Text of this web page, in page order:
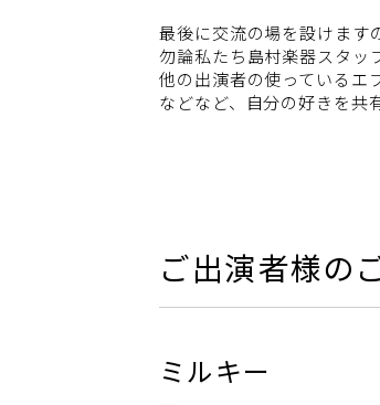
最後に交流の場を設けます
勿論私たち島村楽器スタッ
他の出演者の使っているエ
などなど、自分の好きを共
ご出演者様の
ミルキー